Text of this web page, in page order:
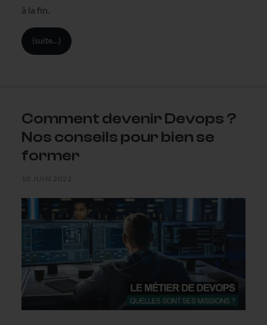
à la fin.
(suite…)
Comment devenir Devops ?
Nos conseils pour bien se
former
10 JUIN 2022